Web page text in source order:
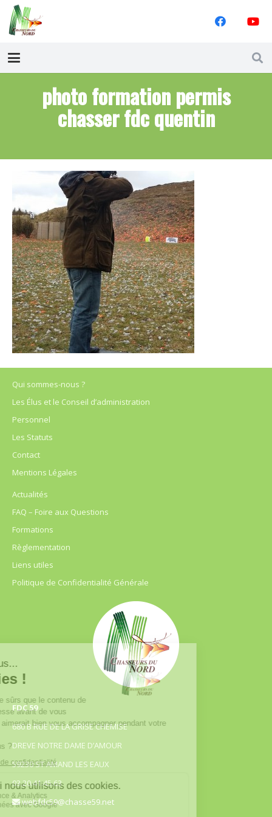
photo formation permis
chasser fdc quentin
Qui sommes-nous ?
Les Élus et le Conseil d’administration
Personnel
Les Statuts
Contact
Mentions Légales
Actualités
FAQ – Foire aux Questions
Formations
Règlementation
Liens utiles
Politique de Confidentialité Générale
FDC 59
680 B RUE DE LA GRISE CHEMISE
DREVE NOTRE DAME D’AMOUR
59230 ST AMAND LES EAUX
03.20.41.45.63
webfdc59@chasse59.net